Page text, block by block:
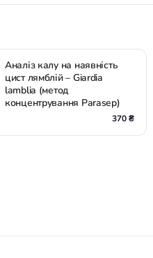
Аналіз калу на наявність
цист лямблій – Giardia
lamblia (метод
концентрування Parasep)
370 ₴